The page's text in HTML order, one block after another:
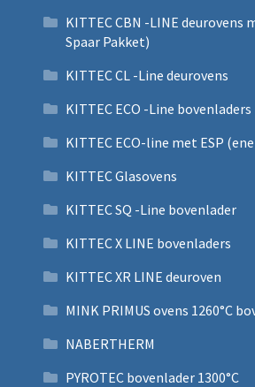
KITTEC CBN -LINE deurovens
Spaar Pakket)
KITTEC CL -Line deurovens
KITTEC ECO -Line bovenladers
KITTEC ECO-line met ESP
KITTEC Glasovens
KITTEC SQ -Line bovenlader
KITTEC X LINE bovenladers
KITTEC XR LINE deuroven
MINK PRIMUS ovens 1260°C
NABERTHERM
PYROTEC bovenlader 1300°C